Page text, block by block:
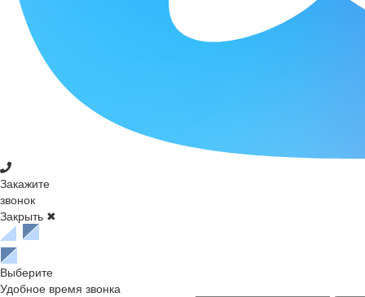
Закажите
звонок
Закрыть ✖
Выберите
Удобное время звонка